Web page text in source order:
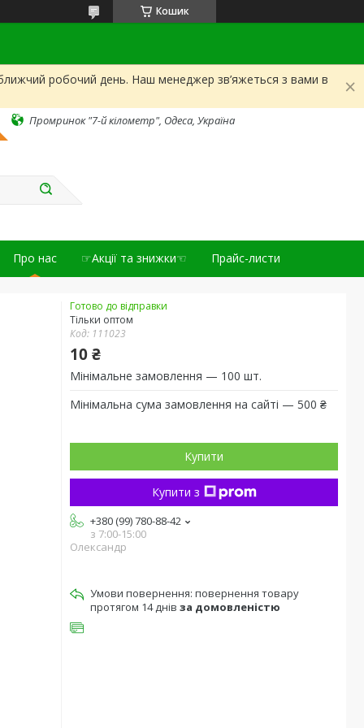
Кошик
робочий день. Наш менеджер зв’яжеться з вами в
Промринок "7-й кілометр", Одеса, Україна
Про нас ☞Акції та знижки☜ Прайс-листи
Готово до відправки
Тільки оптом
Код: 111023
10 ₴
Мінімальне замовлення — 100 шт.
Мінімальна сума замовлення на сайті — 500 ₴
Купити
Купити з
+380 (99) 780-88-42
з 7:00-15:00
Олександр
повернення товару
протягом 14 днів за домовленістю